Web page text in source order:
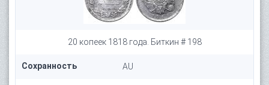
20 копеек 1818 года. Биткин # 198
Сохранность AU